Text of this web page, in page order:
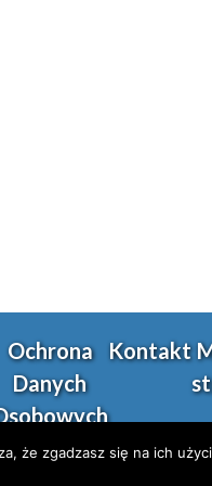
Ochrona
Danych
Kontakt
że zgadzasz się na ich